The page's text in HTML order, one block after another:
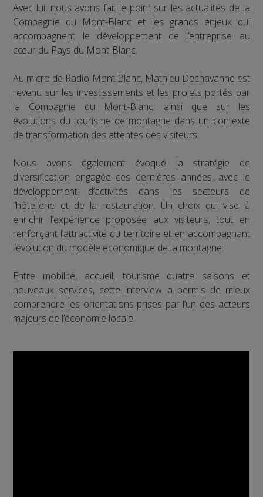
Avec lui, nous avons fait le point sur les actualités de la
Compagnie du Mont-Blanc et les grands enjeux qui
accompagnent le développement de l’entreprise au
cœur du Pays du Mont-Blanc.
Au micro de Radio Mont Blanc, Mathieu Dechavanne est
revenu sur les investissements et les projets portés par
la Compagnie du Mont-Blanc, ainsi que sur les
évolutions du tourisme de montagne dans un contexte
de transformation des attentes des visiteurs.
Nous avons également évoqué la stratégie de
diversification engagée ces dernières années, avec le
développement d’activités dans les secteurs de
l’hôtellerie et de la restauration. Un choix qui vise à
enrichir l’expérience proposée aux visiteurs, tout en
renforçant l’attractivité du territoire et en accompagnant
l’évolution du modèle économique de la montagne.
Entre mobilité, accueil, tourisme quatre saisons et
nouveaux services, cette interview a permis de mieux
comprendre les orientations prises par l’un des acteurs
majeurs de l’économie locale.